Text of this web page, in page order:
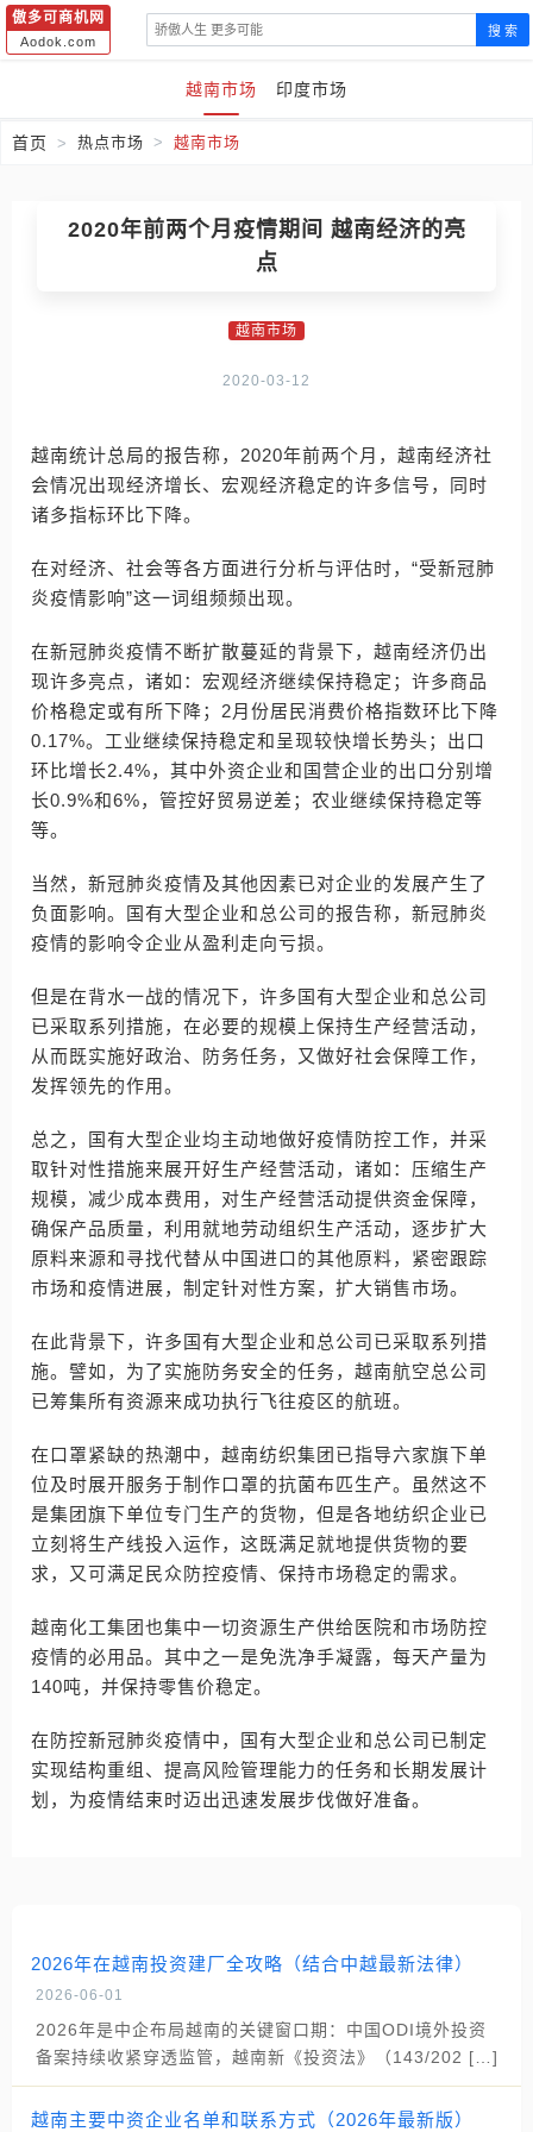
傲多可商机网
Aodok.com
搜 索
越南市场 印度市场
首页 热点市场 越南市场
2020年前两个月疫情期间 越南经济的亮
点
越南市场
2020-03-12
越南统计总局的报告称，2020年前两个月，越南经济社
会情况出现经济增长、宏观经济稳定的许多信号，同时
诸多指标环比下降。
在对经济、社会等各方面进行分析与评估时，“受新冠肺
炎疫情影响”这一词组频频出现。
在新冠肺炎疫情不断扩散蔓延的背景下，越南经济仍出
现许多亮点，诸如：宏观经济继续保持稳定；许多商品
价格稳定或有所下降；2月份居民消费价格指数环比下降
0.17%。工业继续保持稳定和呈现较快增长势头；出口
环比增长2.4%，其中外资企业和国营企业的出口分别增
长0.9%和6%，管控好贸易逆差；农业继续保持稳定等
等。
当然，新冠肺炎疫情及其他因素已对企业的发展产生了
负面影响。国有大型企业和总公司的报告称，新冠肺炎
疫情的影响令企业从盈利走向亏损。
但是在背水一战的情况下，许多国有大型企业和总公司
已采取系列措施，在必要的规模上保持生产经营活动，
从而既实施好政治、防务任务，又做好社会保障工作，
发挥领先的作用。
总之，国有大型企业均主动地做好疫情防控工作，并采
取针对性措施来展开好生产经营活动，诸如：压缩生产
规模，减少成本费用，对生产经营活动提供资金保障，
确保产品质量，利用就地劳动组织生产活动，逐步扩大
原料来源和寻找代替从中国进口的其他原料，紧密跟踪
市场和疫情进展，制定针对性方案，扩大销售市场。
在此背景下，许多国有大型企业和总公司已采取系列措
施。譬如，为了实施防务安全的任务，越南航空总公司
已筹集所有资源来成功执行飞往疫区的航班。
在口罩紧缺的热潮中，越南纺织集团已指导六家旗下单
位及时展开服务于制作口罩的抗菌布匹生产。虽然这不
是集团旗下单位专门生产的货物，但是各地纺织企业已
立刻将生产线投入运作，这既满足就地提供货物的要
求，又可满足民众防控疫情、保持市场稳定的需求。
越南化工集团也集中一切资源生产供给医院和市场防控
疫情的必用品。其中之一是免洗净手凝露，每天产量为
140吨，并保持零售价稳定。
在防控新冠肺炎疫情中，国有大型企业和总公司已制定
实现结构重组、提高风险管理能力的任务和长期发展计
划，为疫情结束时迈出迅速发展步伐做好准备。
2026年在越南投资建厂全攻略（结合中越最新法律）
2026-06-01
2026年是中企布局越南的关键窗口期：中国ODI境外投资
备案持续收紧穿透监管，越南新《投资法》（143/202 […]
越南主要中资企业名单和联系方式（2026年最新版）